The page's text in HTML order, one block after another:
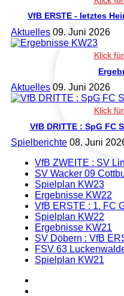
VfB ERSTE - letztes
Aktuelles 09. Juni 2026
Aktuelles 09. Juni 2026
VfB DRITTE : SpG FC
Spielberichte 08. Juni
VfB ZWEITE : SV
SV Wacker 09
Spielplan KW23
Ergebnisse KW22
VfB ERSTE : 1. FC
Spielplan KW22
Ergebnisse KW21
SV Döbern : VfB
FSV 63
Spielplan KW21